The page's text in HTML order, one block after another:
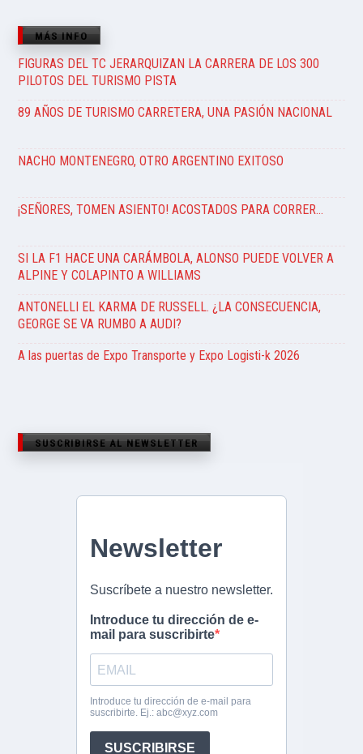
MÁS INFO
FIGURAS DEL TC JERARQUIZAN LA CARRERA DE LOS 300
PILOTOS DEL TURISMO PISTA
89 AÑOS DE TURISMO CARRETERA, UNA PASIÓN NACIONAL
NACHO MONTENEGRO, OTRO ARGENTINO EXITOSO
¡SEÑORES, TOMEN ASIENTO! ACOSTADOS PARA CORRER…
SI LA F1 HACE UNA CARÁMBOLA, ALONSO PUEDE VOLVER A
ALPINE Y COLAPINTO A WILLIAMS
ANTONELLI EL KARMA DE RUSSELL. ¿LA CONSECUENCIA,
GEORGE SE VA RUMBO A AUDI?
A las puertas de Expo Transporte y Expo Logisti-k 2026
SUSCRIBIRSE AL NEWSLETTER